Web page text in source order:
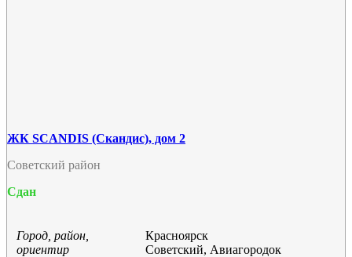
ЖК SCANDIS (Скандис), дом 2
Советский район
Сдан
Город, район,
ориентир
Красноярск
Советский, Авиагородок